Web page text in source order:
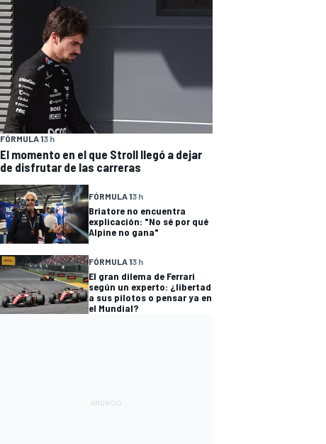
FÓRMULA 13 h
El momento en el que Stroll llegó a dejar
de disfrutar de las carreras
FÓRMULA 13 h
Briatore no encuentra
explicación: "No sé por qué
Alpine no gana"
FÓRMULA 13 h
El gran dilema de Ferrari
según un experto: ¿libertad
a sus pilotos o pensar ya en
el Mundial?